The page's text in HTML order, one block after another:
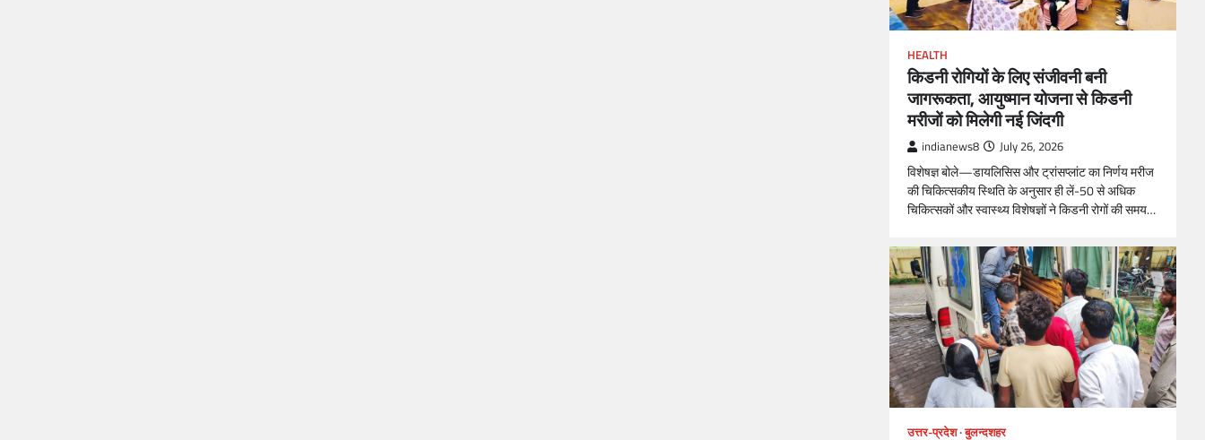
HEALTH
किडनी रोगियों के लिए संजीवनी बनी
जागरूकता, आयुष्मान योजना से किडनी
मरीजों को मिलेगी नई जिंदगी
indianews8 July 26, 2026
विशेषज्ञ बोले—डायलिसिस और ट्रांसप्लांट का निर्णय मरीज
की चिकित्सकीय स्थिति के अनुसार ही लें-50 से अधिक
चिकित्सकों और स्वास्थ्य विशेषज्ञों ने किडनी रोगों की समय…
उत्तर-प्रदेश बुलन्दशहर